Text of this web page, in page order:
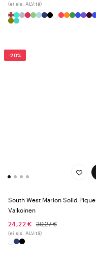
(ei sis. ALV:tä)
-20%
South West Marion Solid Pique
Valkoinen
24,22 €
30,27 €
(ei sis. ALV:tä)